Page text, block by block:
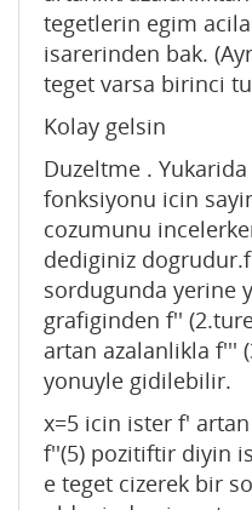
tegetlerin egim
isarerinden bak.
teget varsa birinci
Kolay gelsin
Duzeltme .
fonksiyonu icin
cozumunu
dediginiz
sordugunda yerine
grafiginden f''
artan azalanlikla f'''
yonuyle gidilebilir.
x=5 icin ister f'
f''(5) pozitiftir diyin
e teget cizerek bir